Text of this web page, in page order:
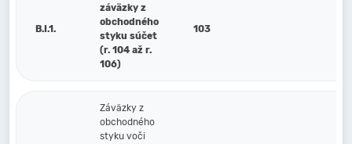
B.I.1.
záväzky z
obchodného
styku súčet
(r. 104 až r.
106)
103
Záväzky z
obchodného
styku voči